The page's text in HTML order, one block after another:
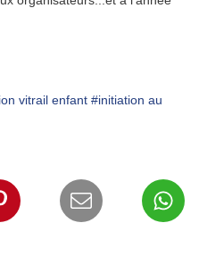
vitrail enfant #initiation au